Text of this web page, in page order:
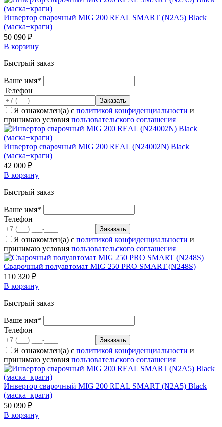
Инвертор сварочный MIG 200 REAL SMART (N2A5) Black
(маска+краги)
50 090 ₽
В корзину
Быстрый заказ
Ваше имя*
Телефон
Я ознакомлен(а) с политикой конфиденциальности и
принимаю условия пользовательского соглашения
Инвертор сварочный MIG 200 REAL (N24002N) Black
(маска+краги)
42 000 ₽
В корзину
Быстрый заказ
Ваше имя*
Телефон
Я ознакомлен(а) с политикой конфиденциальности и
принимаю условия пользовательского соглашения
Cварочный полуавтомат MIG 250 PRO SMART (N248S)
110 320 ₽
В корзину
Быстрый заказ
Ваше имя*
Телефон
Я ознакомлен(а) с политикой конфиденциальности и
принимаю условия пользовательского соглашения
Инвертор сварочный MIG 200 REAL SMART (N2A5) Black
(маска+краги)
50 090 ₽
В корзину